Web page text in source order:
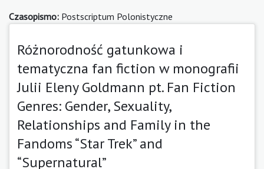
Czasopismo: Postscriptum Polonistyczne
Różnorodność gatunkowa i
tematyczna fan fiction w monografii
Julii Eleny Goldmann pt. Fan Fiction
Genres: Gender, Sexuality,
Relationships and Family in the
Fandoms “Star Trek” and
“Supernatural”